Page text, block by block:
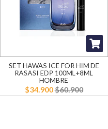
SET HAWAS ICE FOR HIM DE
RASASI EDP 100ML+8ML
HOMBRE
$34.900$60.900